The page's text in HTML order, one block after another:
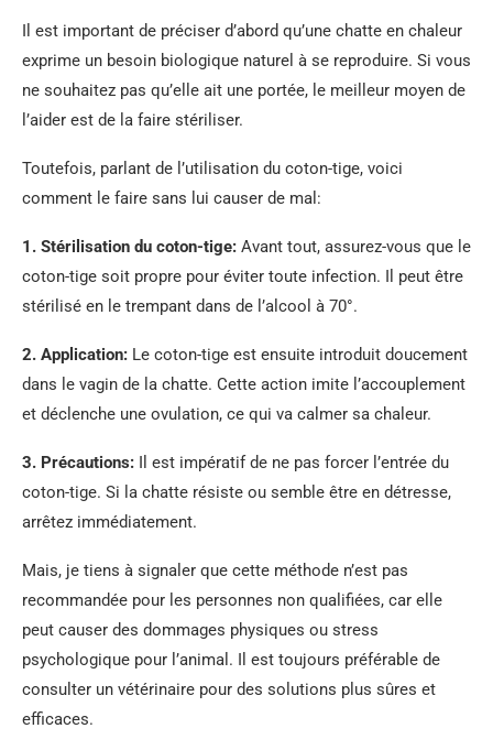
Il est important de préciser d’abord qu’une chatte en chaleur
exprime un besoin biologique naturel à se reproduire. Si vous
ne souhaitez pas qu’elle ait une portée, le meilleur moyen de
l’aider est de la faire stériliser.
Toutefois, parlant de l’utilisation du coton-tige, voici
comment le faire sans lui causer de mal:
1. Stérilisation du coton-tige: Avant tout, assurez-vous que le
coton-tige soit propre pour éviter toute infection. Il peut être
stérilisé en le trempant dans de l’alcool à 70°.
2. Application: Le coton-tige est ensuite introduit doucement
dans le vagin de la chatte. Cette action imite l’accouplement
et déclenche une ovulation, ce qui va calmer sa chaleur.
3. Précautions: Il est impératif de ne pas forcer l’entrée du
coton-tige. Si la chatte résiste ou semble être en détresse,
arrêtez immédiatement.
Mais, je tiens à signaler que cette méthode n’est pas
recommandée pour les personnes non qualifiées, car elle
peut causer des dommages physiques ou stress
psychologique pour l’animal. Il est toujours préférable de
consulter un vétérinaire pour des solutions plus sûres et
efficaces.